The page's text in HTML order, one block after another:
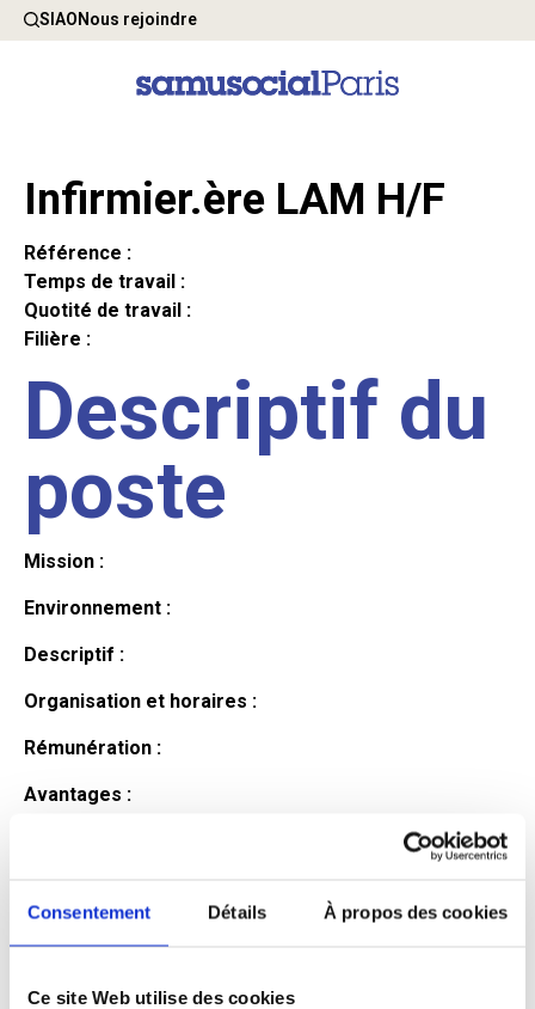
Consentement Détails À propos des cookies
Ce site Web utilise des cookies
SIAONous rejoindre
Infirmier.ère LAM H/F
Référence :
Temps de travail :
Quotité de travail :
Filière :
Descriptif du
poste
Mission :
Environnement :
Descriptif :
Organisation et horaires :
Rémunération :
Avantages :
candidat